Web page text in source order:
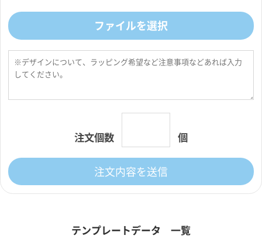
ファイルを選択
注文個数 個
注文内容を送信
テンプレートデータ 一覧